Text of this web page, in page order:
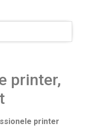
printer,
printer